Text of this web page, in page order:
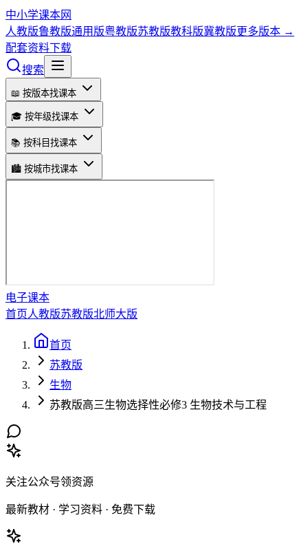
中小学课本网
人教版鲁教版通用版粤教版苏教版教科版冀教版更多版本 →
配套资料下载
搜索
📖 按版本找课本
🎓 按年级找课本
📚 按科目找课本
🏙️ 按城市找课本
电子课本
首页人教版苏教版北师大版
首页
苏教版
生物
苏教版高三生物选择性必修3 生物技术与工程
关注公众号领资源
最新教材 · 学习资料 · 免费下载